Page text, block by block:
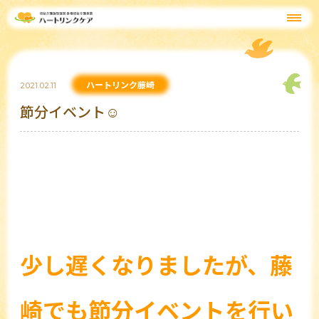
2021.02.11 ハートリンク藤崎
節分イベント☺
少し遅くなりましたが、藤
崎でも節分イベントを行い